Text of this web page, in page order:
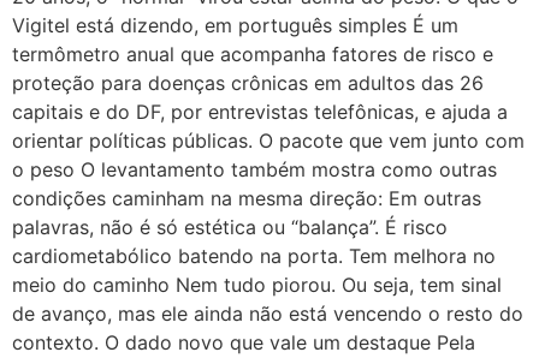
Vigitel está dizendo, em português simples É um
termômetro anual que acompanha fatores de risco e
proteção para doenças crônicas em adultos das 26
capitais e do DF, por entrevistas telefônicas, e ajuda a
orientar políticas públicas. O pacote que vem junto com
o peso O levantamento também mostra como outras
condições caminham na mesma direção: Em outras
palavras, não é só estética ou “balança”. É risco
cardiometabólico batendo na porta. Tem melhora no
meio do caminho Nem tudo piorou. Ou seja, tem sinal
de avanço, mas ele ainda não está vencendo o resto do
contexto. O dado novo que vale um destaque Pela